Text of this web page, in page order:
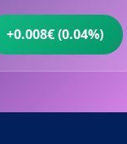
+0.008€ (0.04%)